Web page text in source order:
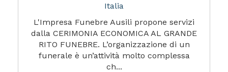
Italia
L'Impresa Funebre Ausili propone servizi
dalla CERIMONIA ECONOMICA AL GRANDE
RITO FUNEBRE. L’organizzazione di un
funerale è un’attività molto complessa
ch...